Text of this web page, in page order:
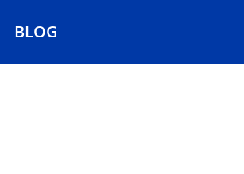
BLOG